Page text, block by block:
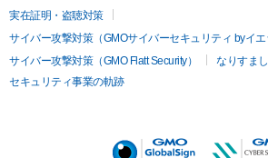
実在証明・盗聴対策
サイバー攻撃対策（GMOサイバーセキュリティ byイエ
サイバー攻撃対策（GMO Flatt Security）
なりすま
セキュリティ事業の軌跡